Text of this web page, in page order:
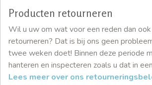
Producten retourneren
Wil u uw om wat voor een reden dan
retourneren? Dat is bij ons geen
twee weken doet! Binnen deze periode
hanteren en inspecteren zoals u dat in
Lees meer over ons